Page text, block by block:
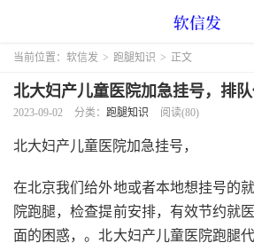
当前位置： 软信发 > 跑腿知识 > 正文
北大妇产儿童医院加急挂号，排
2023-09-02 分类： 跑腿知识 阅读(80)
北大妇产儿童医院加急挂号，
在北京我们给外地或者本地想挂号的
院跑腿，检查提前安排，有效节约就
面的困惑，。北大妇产儿童医院跑腿